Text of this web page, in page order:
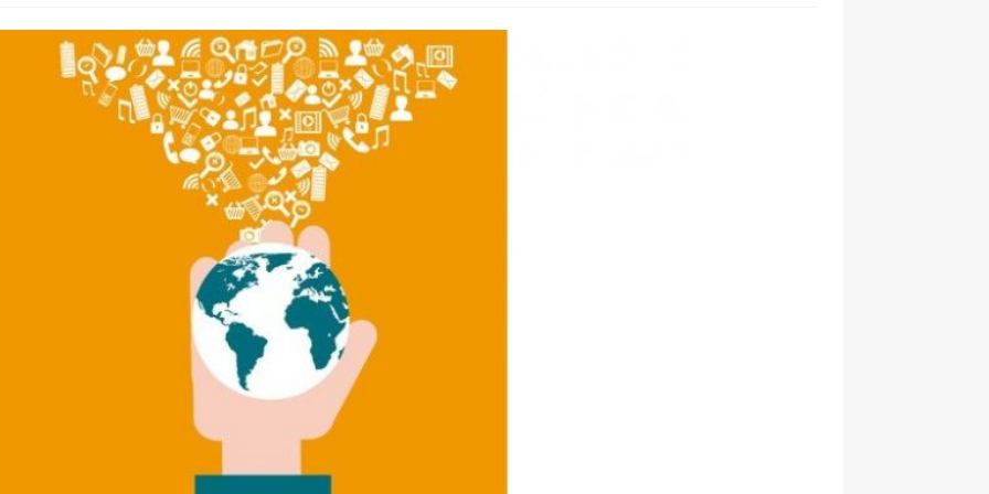
die Handynummer unsichtbar – Die Benutzernamen kommen
– Verbraucherrechte bei Online-Kündigung gestärkt
aktive Phishing-Plattform „Kratos“ – Hunderttausende Opfer
Verbraucher gestärkt – Gerichtsurteil zu Apple